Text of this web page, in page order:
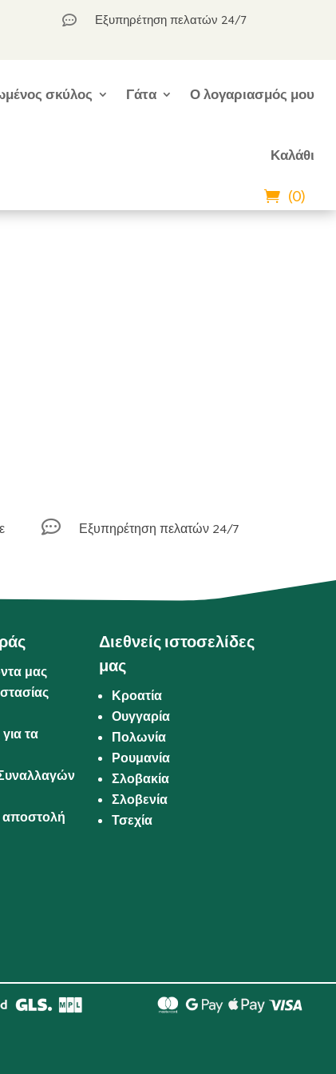
 Εξυπηρέτηση πελατών 24/7
σκύλος Γάτα Ο λογαριασμός μου
Καλάθι
(0)
 Εξυπηρέτηση πελατών 24/7
μας
τα
Διεθνείς ιστοσελίδες
μας
Κροατία
Ουγγαρία
Πολωνία
Ρουμανία
Σλοβακία
Σλοβενία
Τσεχία